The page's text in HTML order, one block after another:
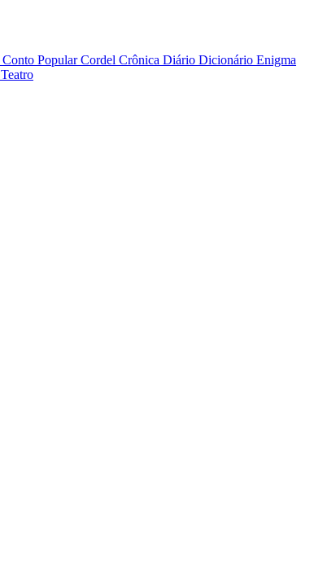
Conto PopularCordel Crônica Diário Dicionário Enigma
Teatro